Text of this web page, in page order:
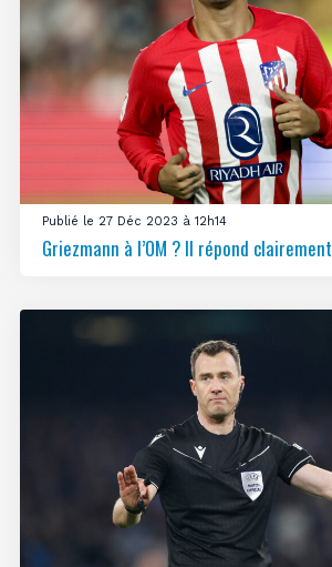
Publié le 27 Déc 2023 à 12h14
Griezmann à l’OM ? Il répond clairement